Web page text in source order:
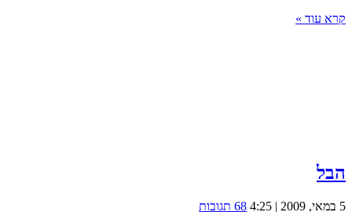
קרא עוד »
הבל
5 במאי, 2009 | 4:25
68 תגובות